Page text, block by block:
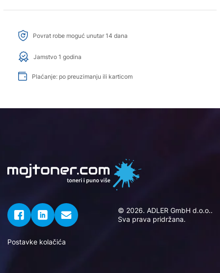
Povrat robe moguć unutar 14 dana
Jamstvo 1 godina
Plaćanje: po preuzimanju ili karticom
© 2026. ADLER GmbH d.o.o..
Sva prava pridržana.
Postavke kolačića